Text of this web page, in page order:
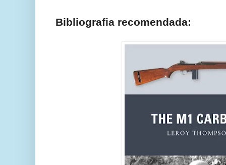
Bibliografia recomendada: